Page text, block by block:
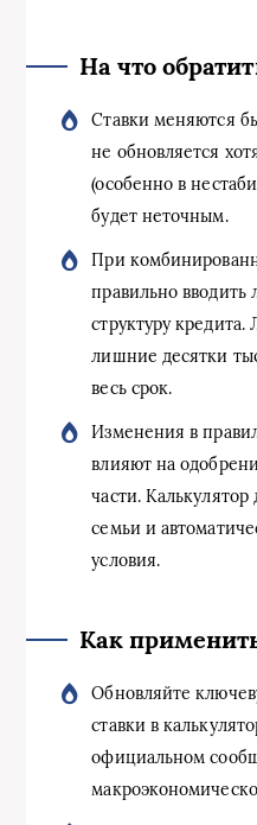
На что
Ставки меняются
не обновляется
(особенно в
будет неточным.
При
правильно
структуру
лишние десятки
весь срок.
Изменения в
влияют на
части. Калькулятор
семьи и
условия.
Как
Обновляйте
ставки в
официальном